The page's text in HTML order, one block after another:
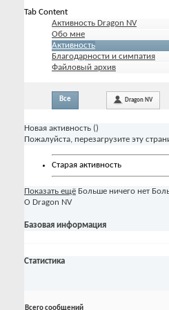
Tab Content
Активность Dragon NV
Обо мне
Активность
Благодарности и симпатия
Файловый архив
Все Dragon NV
Новая активность ()
Пожалуйста, перезагрузите эту
Старая активность
Показать ещё Больше ничего нет
О Dragon NV
Базовая информация
Статистика
Всего сообщений